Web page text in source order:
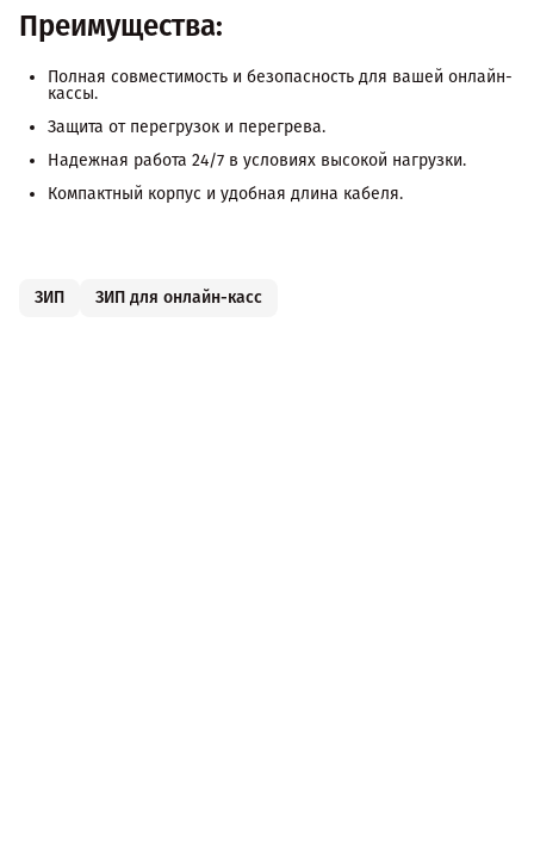
Преимущества:
Полная совместимость и безопасность для вашей онлайн-
кассы.
Защита от перегрузок и перегрева.
Надежная работа 24/7 в условиях высокой нагрузки.
Компактный корпус и удобная длина кабеля.
ЗИП ЗИП для онлайн-касс